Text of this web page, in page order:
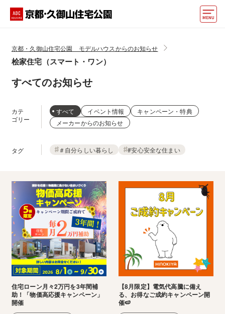
おうちカウンター
イベント情報・プレゼント
アクセス
好みからモデルハウスを探す
住まいづくりお役立ち情報
マイページ アカウント登録
京都・久御山住宅公園 モデルハウスからのお知らせ
桧家住宅（スマート・ワン）
すべてのお知らせ
カテ
ゴリー
すべて イベント情報
キャンペーン・特典
メーカーからのお知らせ
タグ ＃自分らしい暮らし #安心安全な住まい
住宅ローン月々2万円を3年間補
助！「物価高応援キャンペーン」
開催
【8月限定】電気代高騰に備え
る、お得なご成約キャンペーン開
催🍉